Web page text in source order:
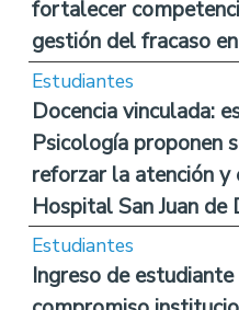
fortalecer
gestión del fracaso
Estudiantes
Docencia vinculada:
Psicología proponen
reforzar la atención y
Hospital San Juan de
Estudiantes
Ingreso de